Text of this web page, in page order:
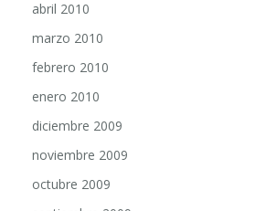
marzo 2010
febrero 2010
enero 2010
diciembre 2009
noviembre 2009
octubre 2009
septiembre 2009